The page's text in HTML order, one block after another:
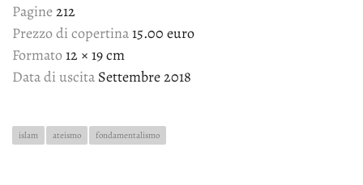
Pagine212
Prezzo di copertina15.00 euro
Formato12 × 19 cm
Data di uscita Settembre 2018
islam ateismo fondamentalismo